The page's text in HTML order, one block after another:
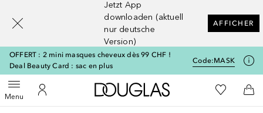
Jetzt App
downloaden (aktuell
nur deutsche
Version)
AFFICHER
OFFERT : 2 mini masques cheveux dès 99 CHF !
Deal Beauty Card : sac en plus
Code:MASK
MenuOuvrir le menuVers Mon Compte
Vers l'accueil Douglas
Vers Ma
Retourner
Exécuter la recherche
[navigation.slideout.screenreader]